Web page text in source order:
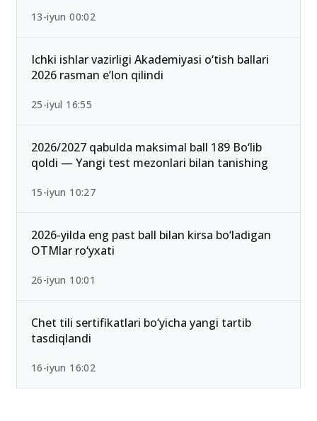
13-iyun 00:02
Ichki ishlar vazirligi Akademiyasi o‘tish ballari
2026 rasman e’lon qilindi
25-iyul 16:55
2026/2027 qabulda maksimal ball 189 Bo‘lib
qoldi — Yangi test mezonlari bilan tanishing
15-iyun 10:27
2026-yilda eng past ball bilan kirsa bo‘ladigan
OTMlar ro‘yxati
26-iyun 10:01
Chet tili sertifikatlari bo‘yicha yangi tartib
tasdiqlandi
16-iyun 16:02